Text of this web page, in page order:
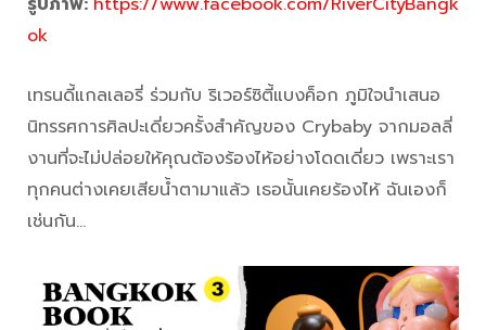
ok
เทรนดี้แกลเลอรี่ ร่วมกับ ริเวอร์ซิตี้แบงค็อก ภูมิใจนำเสนอ
นิทรรศการศิลปะเดี่ยวครั้งสำคัญของ Crybaby จากมอลลี่
งานที่จะไม่ปล่อยให้คุณต้องร้องไห้อย่างโดดเดี่ยว เพราะเรา
ทุกคนต่างเคยเสียน้ำตามาแล้ว เธอนั้นเคยร้องไห้ ฉันเองก็
เช่นกัน…